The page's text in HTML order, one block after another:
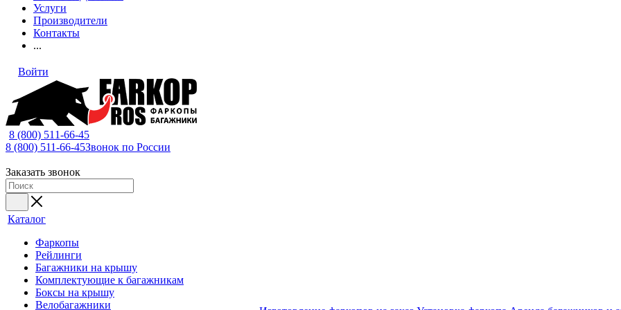
Услуги
Производители
Контакты
...
Войти
8 (800) 511-66-45
8 (800) 511-66-45Звонок по России
Заказать звонок
Каталог
Фаркопы
Рейлинги
Багажники на крышу
Комплектующие к багажникам
Боксы на крышу
Велобагажники